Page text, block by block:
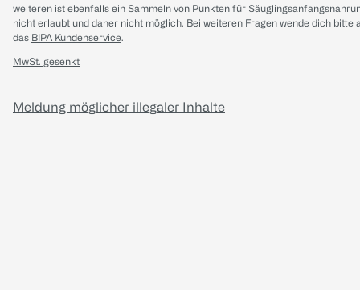
weiteren ist ebenfalls ein Sammeln von Punkten für
nicht erlaubt und daher nicht möglich. Bei weiteren Fragen wende dich bitte
das BIPA Kundenservice.
MwSt. gesenkt
Meldung möglicher illegaler Inhalte